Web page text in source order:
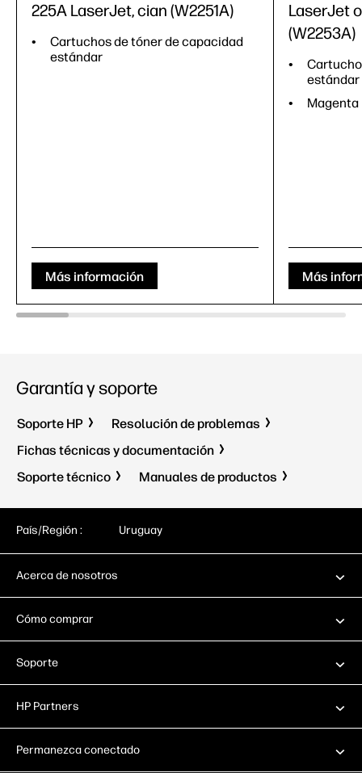
225A LaserJet, cian (W2251A)
Cartuchos de tóner de capacidad
estándar
Más información
LaserJet
(W2253A)
estándar
Magenta
Más
Garantía y soporte
Soporte HP
Resolución de problemas
Fichas técnicas y documentación
Soporte técnico
Manuales de productos
País/Región : Uruguay
Acerca de nosotros
Cómo comprar
Soporte
HP Partners
Permanezca conectado